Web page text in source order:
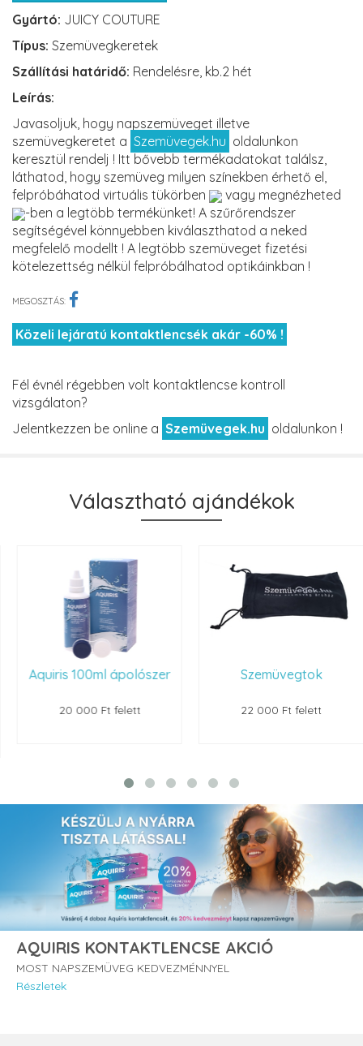
Gyártó: JUICY COUTURE
Típus: Szemüvegkeretek
Szállítási határidő: Rendelésre, kb.2 hét
Leírás:
Javasoljuk, hogy napszemüveget illetve
szemüvegkeretet a Szemüvegek.hu oldalunkon
keresztül rendelj ! Itt bővebb termékadatokat találsz,
láthatod, hogy szemüveg milyen színekben érhető el,
felpróbáhatod virtuális tükörben
vagy megnézheted
-ben a legtöbb termékünket! A szűrőrendszer
segítségével könnyebben kiválaszthatod a neked
megfelelő modellt ! A legtöbb szemüveget fizetési
kötelezettség nélkül felpróbálhatod optikáinkban !
MEGOSZTÁS:
Közeli lejáratú kontaktlencsék akár -60% !
Fél évnél régebben volt kontaktlencse kontroll
vizsgálaton?
Jelentkezzen be online a Szemüvegek.hu oldalunkon !
Választható ajándékok
Aquiris 100ml ápolószer
20 000 Ft felett
Szemüvegtok
22 000 Ft felett
AQUIRIS KONTAKTLENCSE AKCIÓ
MOST NAPSZEMÜVEG KEDVEZMÉNNYEL
Részletek